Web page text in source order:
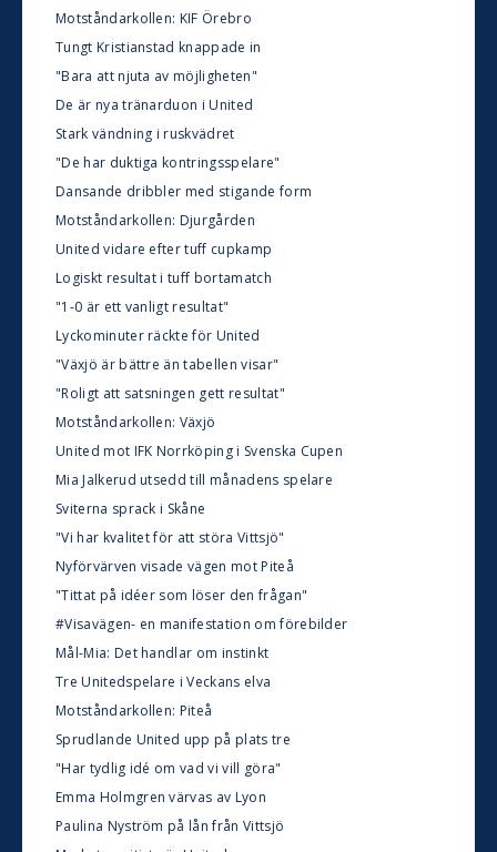
Motståndarkollen: KIF Örebro
Tungt Kristianstad knappade in
"Bara att njuta av möjligheten"
De är nya tränarduon i United
Stark vändning i ruskvädret
"De har duktiga kontringsspelare"
Dansande dribbler med stigande form
Motståndarkollen: Djurgården
United vidare efter tuff cupkamp
Logiskt resultat i tuff bortamatch
"1-0 är ett vanligt resultat"
Lyckominuter räckte för United
"Växjö är bättre än tabellen visar"
"Roligt att satsningen gett resultat"
Motståndarkollen: Växjö
United mot IFK Norrköping i Svenska Cupen
Mia Jalkerud utsedd till månadens spelare
Sviterna sprack i Skåne
"Vi har kvalitet för att störa Vittsjö"
Nyförvärven visade vägen mot Piteå
"Tittat på idéer som löser den frågan"
#Visavägen- en manifestation om förebilder
Mål-Mia: Det handlar om instinkt
Tre Unitedspelare i Veckans elva
Motståndarkollen: Piteå
Sprudlande United upp på plats tre
"Har tydlig idé om vad vi vill göra"
Emma Holmgren värvas av Lyon
Paulina Nyström på lån från Vittsjö